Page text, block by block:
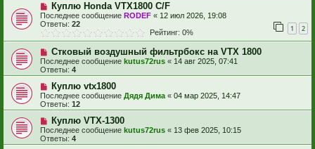
Куплю Honda VTX1800 C/F
Последнее сообщение RODEF « 12 июл 2026, 19:08
Ответы: 22 1 2
Рейтинг: 0%
Стковый воздушный фильтрбокс на VTX 1800
Последнее сообщение kutus72rus « 14 авг 2025, 07:41
Ответы: 4
Куплю vtx1800
Последнее сообщение Дядя Дима« 04 мар 2025, 14:47
Ответы: 12
Куплю VTX-1300
Последнее сообщение kutus72rus « 13 фев 2025, 10:15
Ответы: 4